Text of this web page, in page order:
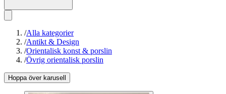
/Alla kategorier
/Antikt & Design
/Orientalisk konst & porslin
/Övrig orientalisk porslin
Hoppa över karusell